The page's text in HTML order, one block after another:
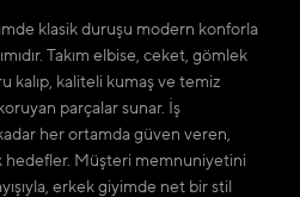
klasik duruşu modern konforla
Takım elbise, ceket, gömlek
kalıp, kaliteli kumaş ve temiz
parçalar sunar. İş
her ortamda güven veren,
hedefler. Müşteri memnuniyetini
erkek giyimde net bir stil